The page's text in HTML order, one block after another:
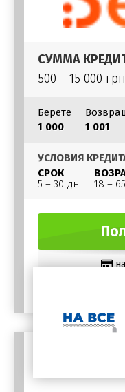
СУММА
500 – 15 000 грн
Берете
1 000
1 001
УСЛОВИЯ
СРОК
5 – 30 дн
18 –